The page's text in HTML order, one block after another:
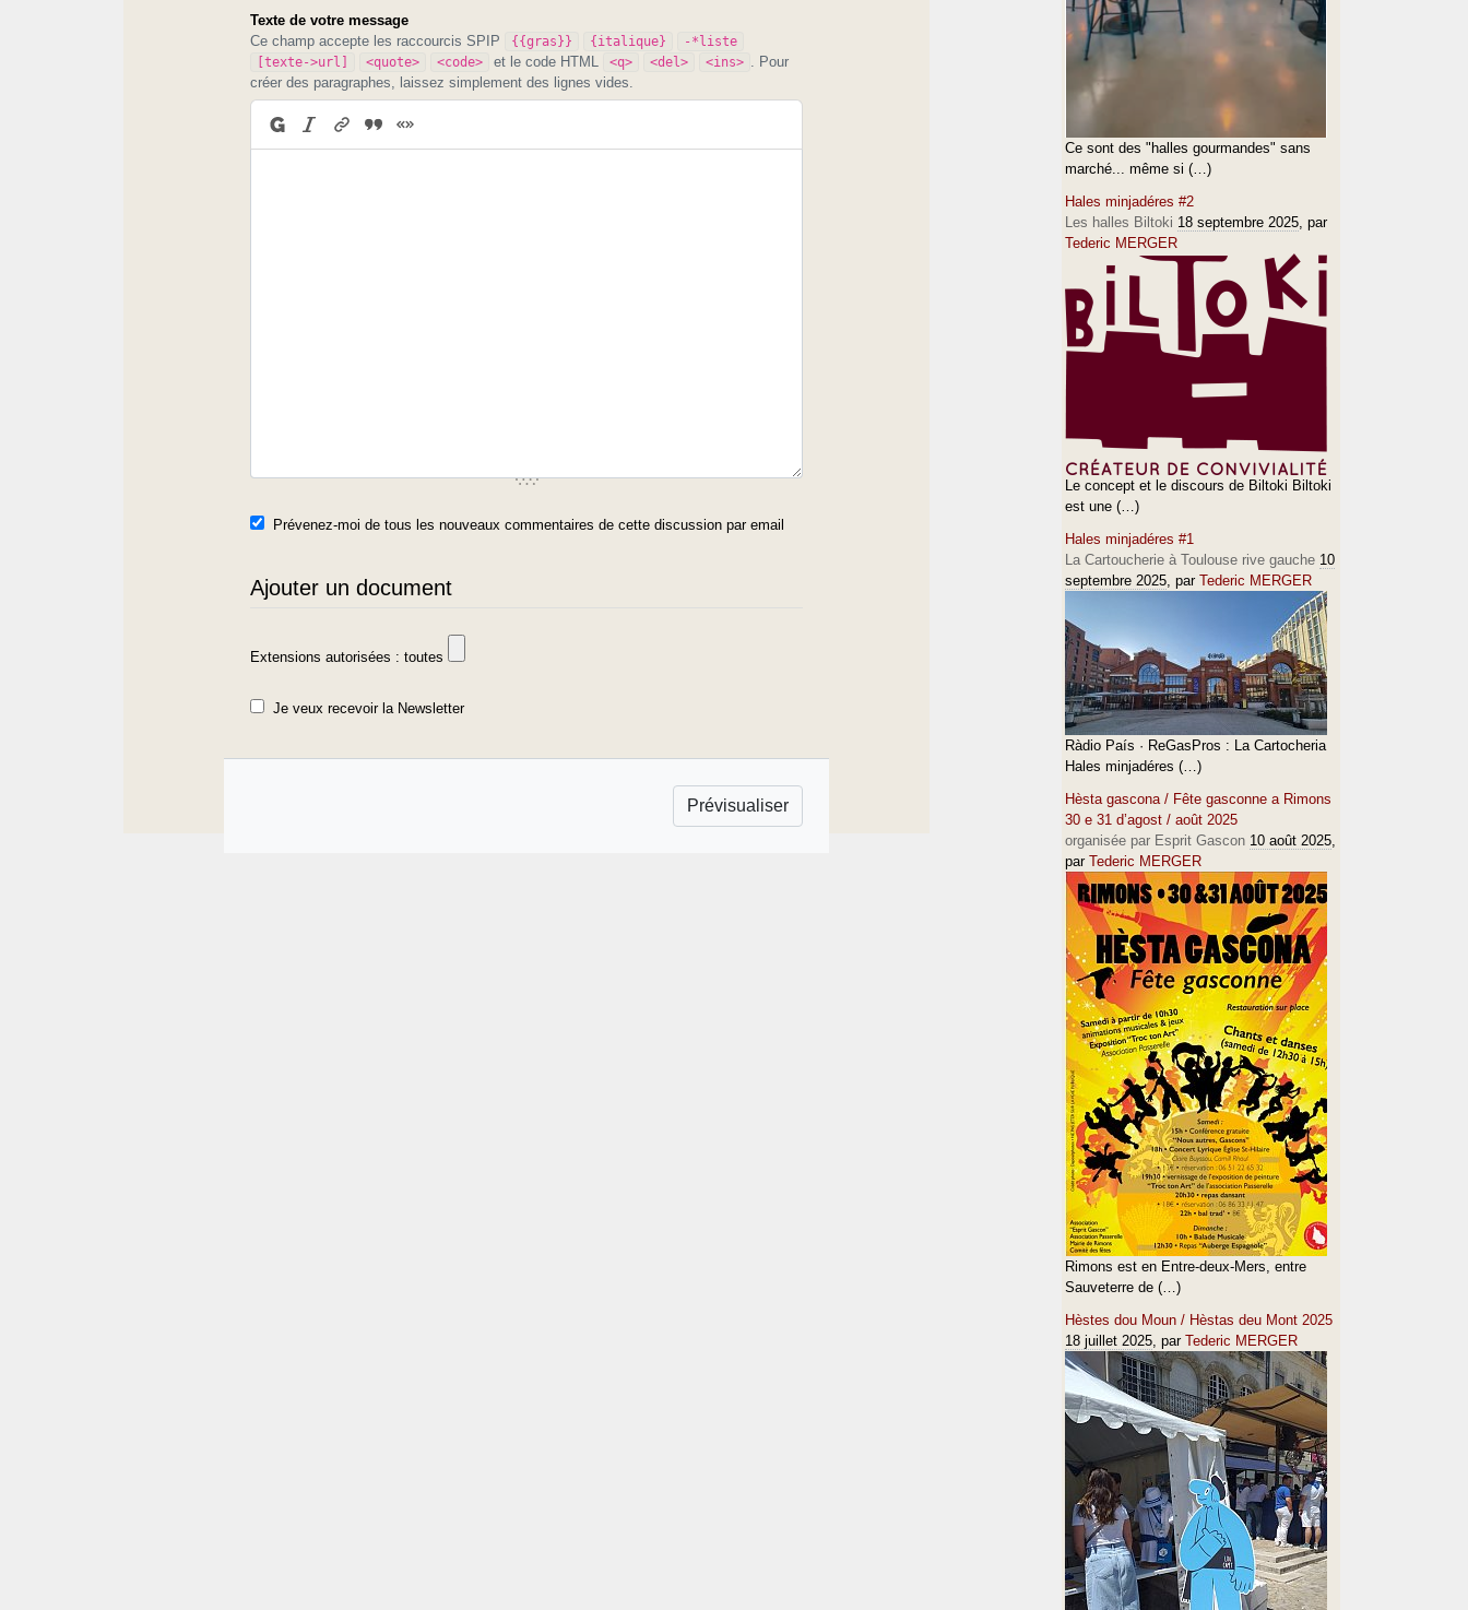
Texte de votre message
Ce champ accepte les raccourcis SPIP
{{gras}} {italique}
-*liste
[texte->url]
<quote> <code> et le code HTML <q> <del> <ins> . Pour
créer des paragraphes, laissez simplement des lignes vides.
Prévenez-moi de tous les nouveaux commentaires de cette discussion par email
Ajouter un document
Extensions autorisées : toutes
Je veux recevoir la Newsletter
Ce sont des "halles gourmandes" sans
marché... même si (…)
Hales minjadéres #2
Les halles Biltoki 18 septembre 2025, par
Tederic MERGER
Le concept et le discours de Biltoki Biltoki
est une (…)
Hales minjadéres #1
La Cartoucherie à Toulouse rive gauche 10
septembre 2025, par Tederic MERGER
Ràdio País · ReGasPros : La Cartocheria
Hales minjadéres (…)
Hèsta gascona / Fête gasconne a Rimons
30 e 31 d’agost / août 2025
organisée par Esprit Gascon 10 août 2025,
par Tederic MERGER
Rimons est en Entre-deux-Mers, entre
Sauveterre de (…)
Hèstes dou Moun / Hèstas deu Mont 2025
18 juillet 2025, par Tederic MERGER